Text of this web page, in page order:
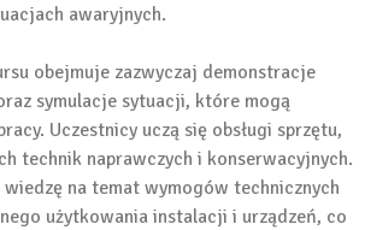
awaryjnych.
obejmuje zazwyczaj demonstracje
symulacje sytuacji, które mogą
Uczestnicy uczą się obsługi sprzętu,
technik naprawczych i konserwacyjnych.
na temat wymogów technicznych
użytkowania instalacji i urządzeń, co